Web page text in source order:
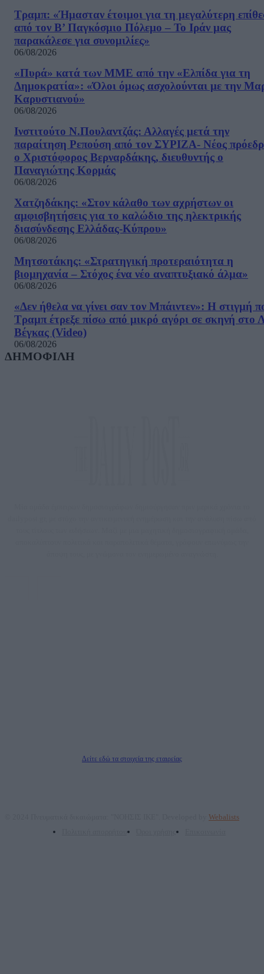
Τραμπ: «Ήμασταν έτοιμοι για τη μεγαλύτερη
από τον Β’ Παγκόσμιο Πόλεμο – Το Ιράν μας
παρακάλεσε για συνομιλίες»
06/08/2026
«Πυρά» κατά των ΜΜΕ από την «Ελπίδα για τη
Δημοκρατία»: «Όλοι όμως ασχολούνται με την
Καρυστιανού»
06/08/2026
Ινστιτούτο Ν.Πουλαντζάς: Αλλαγές μετά την
παραίτηση Ρεπούση από τον ΣΥΡΙΖΑ- Νέος
ο Χριστόφορος Βερναρδάκης, διευθυντής ο
Παναγιώτης Κορμάς
06/08/2026
Χατζηδάκης: «Στον κάλαθο των αχρήστων οι
αμφισβητήσεις για το καλώδιο της ηλεκτρικής
διασύνδεσης Ελλάδας-Κύπρου»
06/08/2026
Μητσοτάκης: «Στρατηγική προτεραιότητα η
βιομηχανία – Στόχος ένα νέο αναπτυξιακό άλμα»
06/08/2026
«Δεν ήθελα να γίνει σαν τον Μπάιντεν»: Η στιγμή
Τραμπ έτρεξε πίσω από μικρό αγόρι σε σκηνή στο
Βέγκας (Video)
06/08/2026
ΔΗΜΟΦΙΛΗ
Δείτε εδώ τα στοιχεία της εταιρείας
Webalists